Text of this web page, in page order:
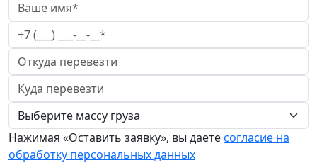
Нажимая «Оставить заявку», вы даетесогласие на
обработку персональных данных